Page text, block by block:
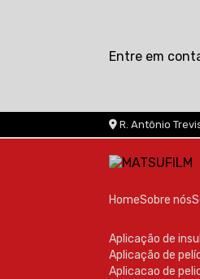
Entre em
R. Antônio
Home Sobre nós
Aplicação de
Aplicação de
Aplicacao de